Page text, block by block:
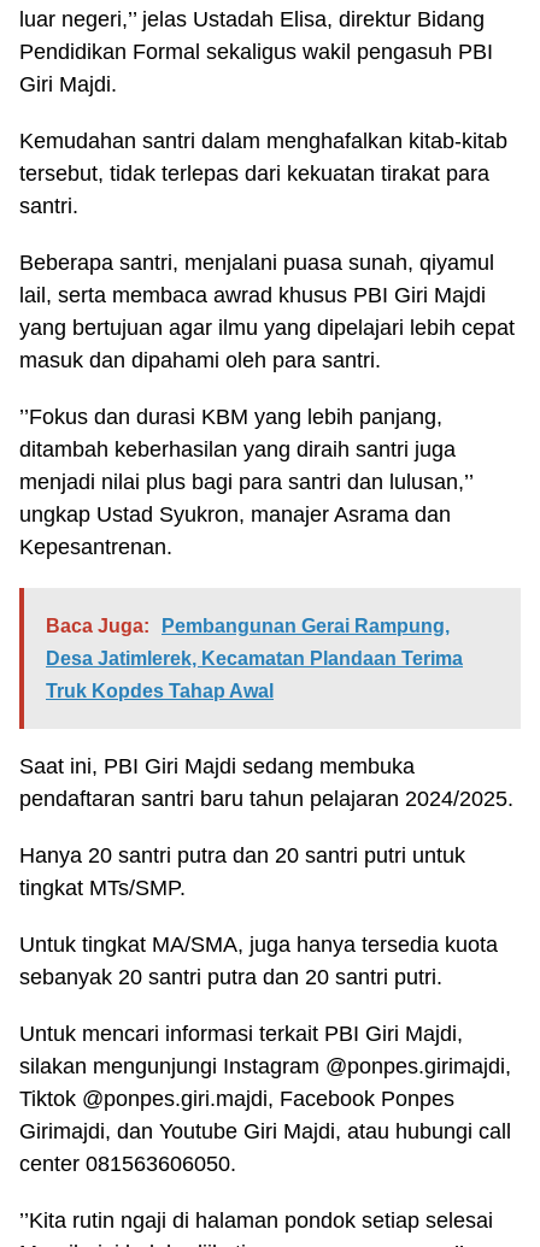
luar negeri,’’ jelas Ustadah Elisa, direktur Bidang
Pendidikan Formal sekaligus wakil pengasuh PBI
Giri Majdi.
Kemudahan santri dalam menghafalkan kitab-kitab
tersebut, tidak terlepas dari kekuatan tirakat para
santri.
Beberapa santri, menjalani puasa sunah, qiyamul
lail, serta membaca awrad khusus PBI Giri Majdi
yang bertujuan agar ilmu yang dipelajari lebih cepat
masuk dan dipahami oleh para santri.
’’Fokus dan durasi KBM yang lebih panjang,
ditambah keberhasilan yang diraih santri juga
menjadi nilai plus bagi para santri dan lulusan,’’
ungkap Ustad Syukron, manajer Asrama dan
Kepesantrenan.
Baca Juga:
Pembangunan Gerai Rampung,
Desa Jatimlerek, Kecamatan Plandaan Terima
Truk Kopdes Tahap Awal
Saat ini, PBI Giri Majdi sedang membuka
pendaftaran santri baru tahun pelajaran 2024/2025.
Hanya 20 santri putra dan 20 santri putri untuk
tingkat MTs/SMP.
Untuk tingkat MA/SMA, juga hanya tersedia kuota
sebanyak 20 santri putra dan 20 santri putri.
Untuk mencari informasi terkait PBI Giri Majdi,
silakan mengunjungi Instagram @ponpes.girimajdi,
Tiktok @ponpes.giri.majdi, Facebook Ponpes
Girimajdi, dan Youtube Giri Majdi, atau hubungi call
center 081563606050.
’’Kita rutin ngaji di halaman pondok setiap selesai